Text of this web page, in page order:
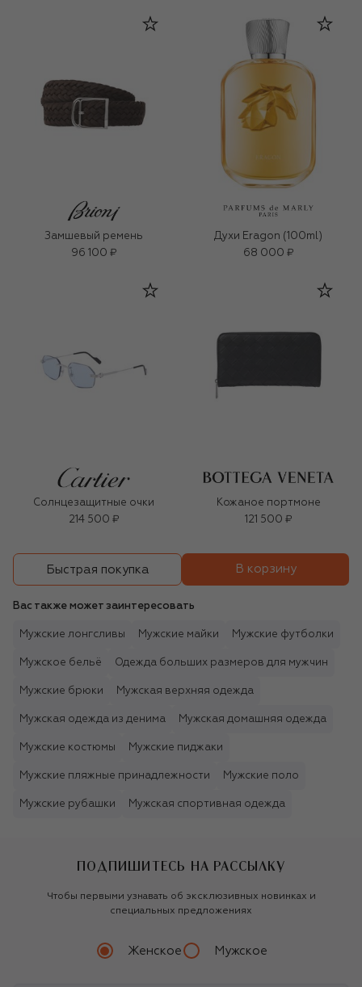
Замшевый ремень
96 100 ₽
Духи Eragon (100ml)
68 000 ₽
Солнцезащитные очки
214 500 ₽
Кожаное портмоне
121 500 ₽
Быстрая покупка В корзину
Вас также может заинтересовать
Мужские лонгсливы Мужские майки Мужские футболки
Мужское бельё Одежда больших размеров для мужчин
Мужские брюки Мужская верхняя одежда
Мужская одежда из денима Мужская домашняя одежда
Мужские костюмы Мужские пиджаки
Мужские пляжные принадлежности Мужские поло
Мужские рубашки Мужская спортивная одежда
ПОДПИШИТЕСЬ НА РАССЫЛКУ
Чтобы первыми узнавать об эксклюзивных новинках и
специальных предложениях
Женское Мужское